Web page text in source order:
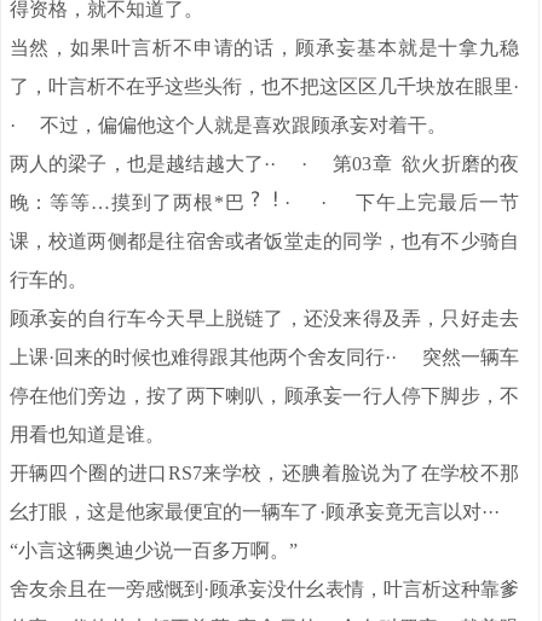
得资格，就不知道了。
当然，如果叶言析不申请的话，顾承妄基本就是十拿九稳
了，叶言析不在乎这些头衔，也不把这区区几千块放在眼里·
· 不过，偏偏他这个人就是喜欢跟顾承妄对着干。
两人的梁子，也是越结越大了·· · 第03章 欲火折磨的夜
晚：等等…摸到了两根*巴
· · 下午上完最后一节
课，校道两侧都是往宿舍或者饭堂走的同学，也有不少骑自
行车的。
顾承妄的自行车今天早上脱链了，还没来得及弄，只好走去
上课·回来的时候也难得跟其他两个舍友同行·· 突然一辆车
停在他们旁边，按了两下喇叭，顾承妄一行人停下脚步，不
用看也知道是谁。
开辆四个圈的进口RS7来学校，还腆着脸说为了在学校不那
幺打眼，这是他家最便宜的一辆车了·顾承妄竟无言以对···
“小言这辆奥迪少说一百多万啊。”
舍友余且在一旁感慨到·顾承妄没什幺表情，叶言析这种靠爹